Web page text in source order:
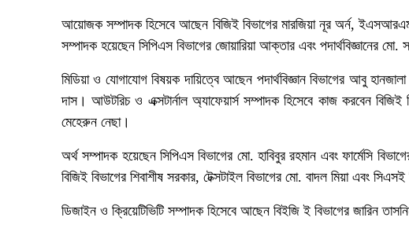
আয়োজক সম্পাদক হিসেবে আছেন বিজিই বিভাগের মারজিয়া নূর অর্ন,
সম্পাদক হয়েছেন সিপিএস বিভাগের জোয়ারিয়া আক্তার এবং পদার্থবিজ্ঞানের মো.
মিডিয়া ও যোগাযোগ বিষয়ক দায়িত্বে আছেন পদার্থবিজ্ঞান বিভাগের আবু
দাস। আউটরিচ ও এক্সটার্নাল অ্যাফেয়ার্স সম্পাদক হিসেবে কাজ করবেন
মেহেরুন নেছা।
অর্থ সম্পাদক হয়েছেন সিপিএস বিভাগের মো. হাবিবুর রহমান এবং ফার্মেসি
বিজিই বিভাগের শিবাশীষ সরকার, টেক্সটাইল বিভাগের মো. বাদল মিয়া এবং
ডিজাইন ও ক্রিয়েটিভিটি সম্পাদক হিসেবে আছেন বিইজি ই বিভাগের জারিন